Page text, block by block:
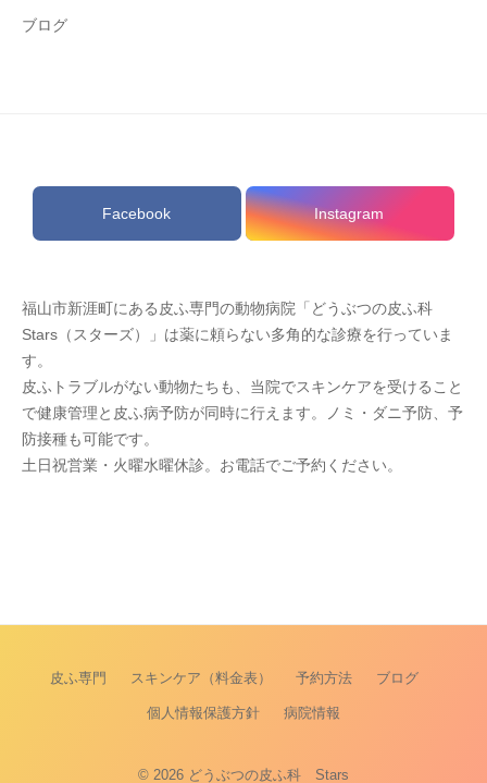
ブログ
Facebook Instagram
福山市新涯町にある皮ふ専門の動物病院「どうぶつの皮ふ科
Stars（スターズ）」は薬に頼らない多角的な診療を行っていま
す。
皮ふトラブルがない動物たちも、当院でスキンケアを受けること
で健康管理と皮ふ病予防が同時に行えます。ノミ・ダニ予防、予
防接種も可能です。
土日祝営業・火曜水曜休診。お電話でご予約ください。
皮ふ専門 スキンケア（料金表） 予約方法 ブログ
個人情報保護方針 病院情報
© 2026 どうぶつの皮ふ科 Stars